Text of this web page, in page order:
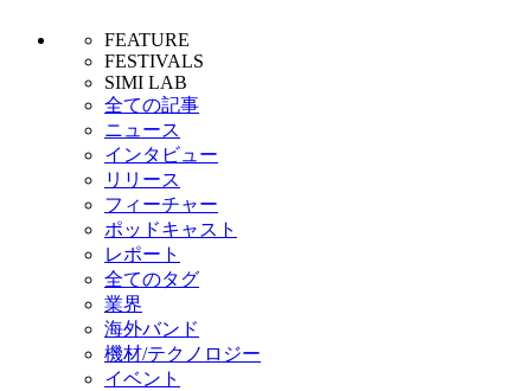
FEATURE
FESTIVALS
SIMI LAB
全ての記事
ニュース
インタビュー
リリース
フィーチャー
ポッドキャスト
レポート
全てのタグ
業界
海外バンド
機材/テクノロジー
イベント